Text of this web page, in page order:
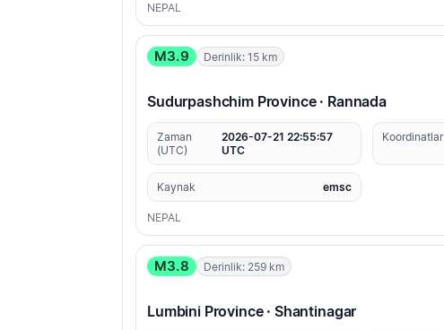
NEPAL
M3.9 Derinlik: 15 km
Sudurpashchim Province · Rannada
Zaman
(UTC)
2026-07-21 22:55:57
UTC
Koordinatlar
Kaynak emsc
NEPAL
M3.8 Derinlik: 259 km
Lumbini Province · Shantinagar